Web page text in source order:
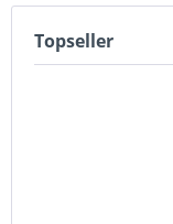
Topseller